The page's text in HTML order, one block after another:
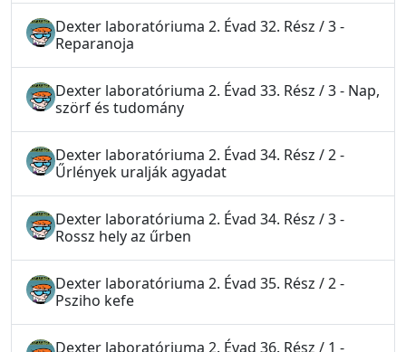
Dexter laboratóriuma 2. Évad 32. Rész / 3 -
Reparanoja
Dexter laboratóriuma 2. Évad 33. Rész / 3 - Nap,
szörf és tudomány
Dexter laboratóriuma 2. Évad 34. Rész / 2 -
Űrlények uralják agyadat
Dexter laboratóriuma 2. Évad 34. Rész / 3 -
Rossz hely az űrben
Dexter laboratóriuma 2. Évad 35. Rész / 2 -
Psziho kefe
Dexter laboratóriuma 2. Évad 36. Rész / 1 -